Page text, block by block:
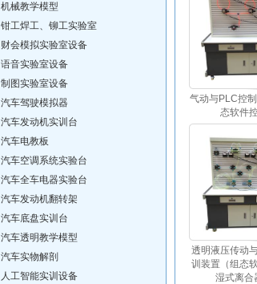
机械教学模型
钳工焊工、铆工实验室
财会模拟实验室设备
语音实验室设备
制图实验室设备
汽车驾驶模拟器
汽车发动机实训台
汽车电教板
汽车空调系统实验台
汽车全车电器实验台
汽车发动机翻转架
汽车底盘实训台
汽车透明教学模型
汽车实物解剖
人工智能实训设备
气动与PLC控
态软件控
透明液压传动
训装置（组态
湿式离合